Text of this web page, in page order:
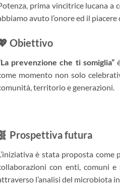
prima vincitrice lucana
avuto l’onore ed il
Obiettivo
prevenzione che ti somiglia”
momento non solo
territorio e generazioni.
🧬 Prospettiva futura
è stata proposta
con enti, comuni
l’analisi del microbiota